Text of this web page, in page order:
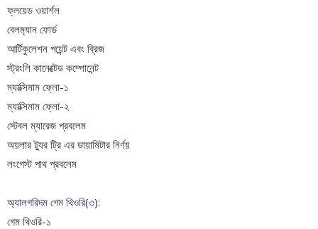
ফ্লয়েড ওয়ার্শল
বেলম‍্যান ফোর্ড
আর্টিকুলেশন পয়েন্ট এবং ব্রিজ
স্ট্রংলি কানেক্টেড কম্পোনেন্ট
ম্যাক্সিমাম ফ্লো-১
ম্যাক্সিমাম ফ্লো-২
স্টেবল ম্যারেজ প্রবলেম
অয়লার ট্যুর ট্রি এর ডায়ামিটার নির্ণয়
লংগেস্ট পাথ প্রবলেম
অ্যালগরিদম গেম থিওরি(৩):
গেম থিওরি-১